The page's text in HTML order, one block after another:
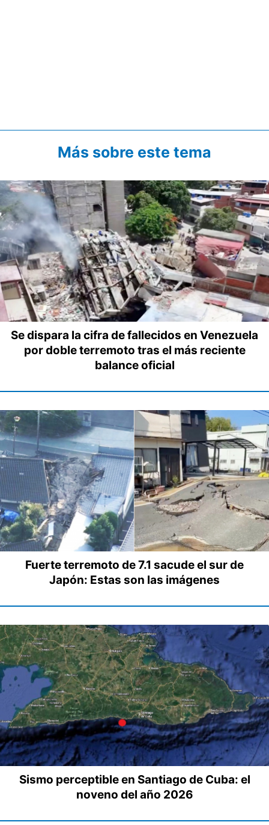
Más sobre este tema
Se dispara la cifra de fallecidos en Venezuela
por doble terremoto tras el más reciente
balance oficial
Fuerte terremoto de 7.1 sacude el sur de
Japón: Estas son las imágenes
Sismo perceptible en Santiago de Cuba: el
noveno del año 2026